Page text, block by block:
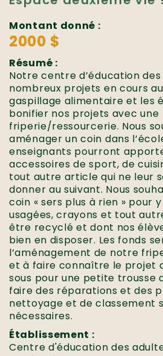
Montant donné :
2000 $
Résumé :
Notre centre d’éducation
nombreux projets en cours
gaspillage alimentaire et les
bonifier nos projets avec une
friperie/ressourcerie. Nous
aménager un coin dans
enseignants pourront
accessoires de sport, de
tout autre article qui ne leur
donner au suivant. Nous
coin « sers plus à rien » pour
usagées, crayons et tout
être recyclé et dont nos
bien en disposer. Les fonds
l’aménagement de notre
et à faire connaître le projet
sous pour une petite trousse
faire des réparations et des
nettoyage et de classement
nécessaires.
Établissement :
Centre d'éducation des